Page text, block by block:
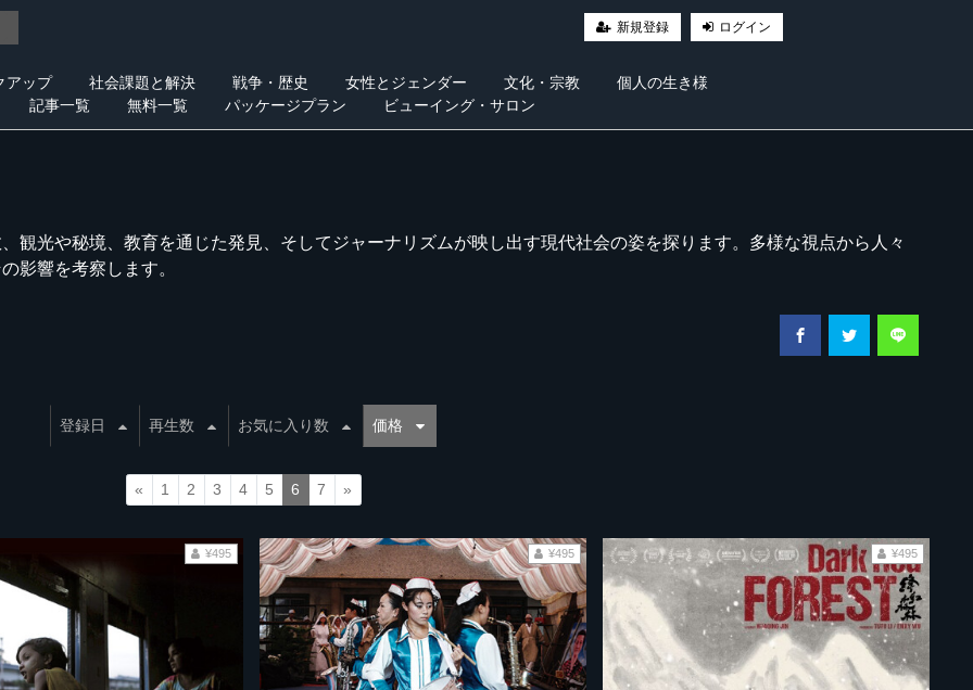
新規登録 ログイン
アップ 社会課題と解決 戦争・歴史 女性とジェンダー 文化・宗教
個人の生き様
記事一覧
無料一覧 パッケージプラン ビューイング・サロン
観光や秘境、教育を通じた発見、そしてジャーナリズムが映し出す現代社会の姿を探ります。多様な視点から人々
影響を考察します。
登録日 再生数 お気に入り数 価格
« 1 2 3 4 5 6 7 »
¥495 ¥495 ¥495